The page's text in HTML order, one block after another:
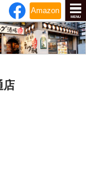
Amazon
MENU
店